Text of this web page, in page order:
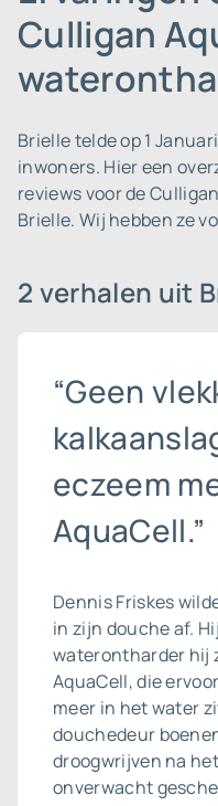
Culligan
Brielle telde op 1
inwoners. Hier een
reviews voor de
Brielle. Wij hebben ze
2 verhalen uit
“Geen
eczeem
AquaCell.”
Dennis Friskes
in zijn douche af.
waterontharder hij
AquaCell, die
meer in het water
douchedeur
droogwrijven na
onverwacht